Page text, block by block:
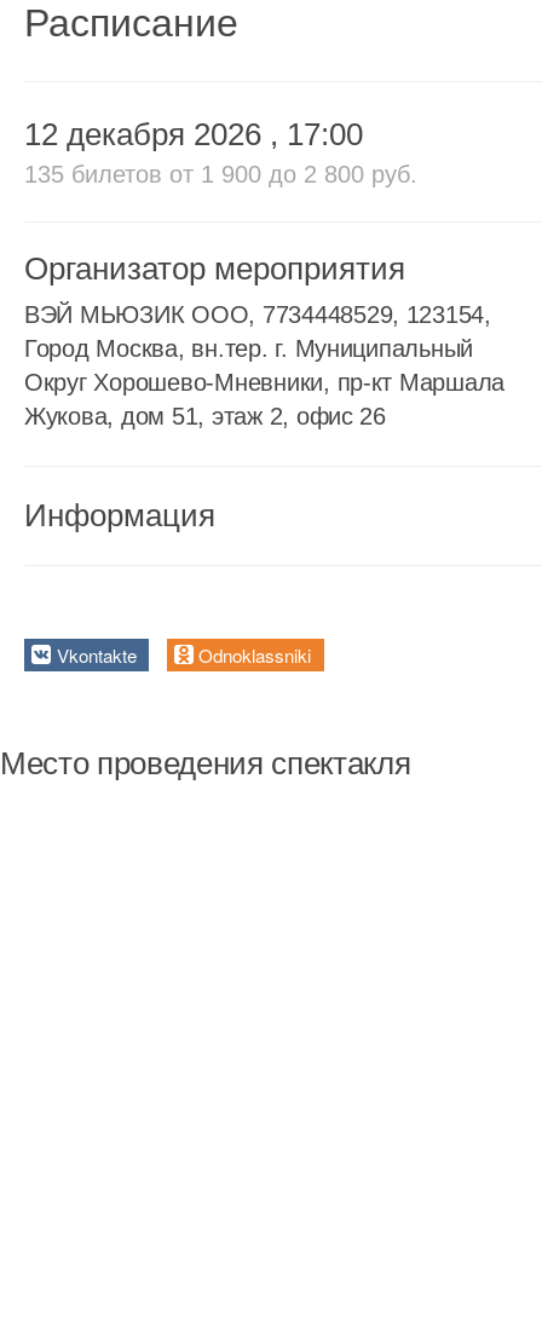
Расписание
12 декабря 2026 , 17:00
135 билетов от 1 900 до 2 800 руб.
Организатор мероприятия
ВЭЙ МЬЮЗИК ООО, 7734448529, 123154,
Город Москва, вн.тер. г. Муниципальный
Округ Хорошево-Мневники, пр-кт Маршала
Жукова, дом 51, этаж 2, офис 26
Информация
Vkontakte Odnoklassniki
Место проведения спектакля